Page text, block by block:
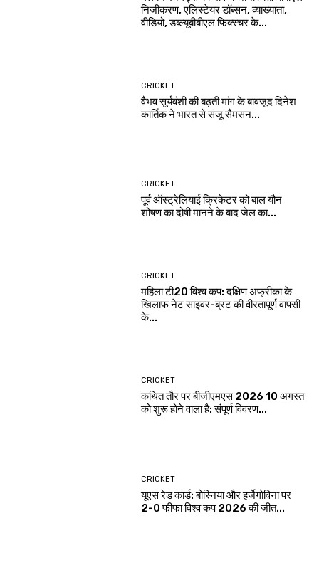
निजीकरण, एलिस्टेयर डॉब्सन, व्याख्याता,
वीडियो, डब्ल्यूबीबीएल फिक्स्चर के...
CRICKET
वैभव सूर्यवंशी की बढ़ती मांग के बावजूद दिनेश
कार्तिक ने भारत से संजू सैमसन...
CRICKET
पूर्व ऑस्ट्रेलियाई क्रिकेटर को बाल यौन
शोषण का दोषी मानने के बाद जेल का...
CRICKET
महिला टी20 विश्व कप: दक्षिण अफ्रीका के
खिलाफ नेट साइवर-ब्रंट की वीरतापूर्ण वापसी
के...
CRICKET
कथित तौर पर बीजीएमएस 2026 10 अगस्त
को शुरू होने वाला है: संपूर्ण विवरण...
CRICKET
यूएस रेड कार्ड: बोस्निया और हर्जेगोविना पर
2-0 फीफा विश्व कप 2026 की जीत...